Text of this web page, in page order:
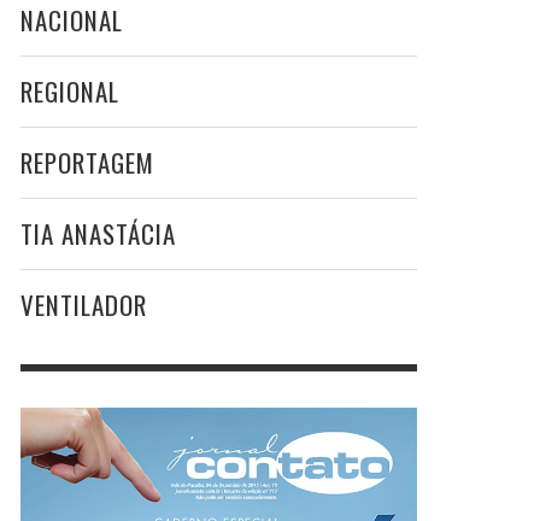
NACIONAL
REGIONAL
REPORTAGEM
TIA ANASTÁCIA
VENTILADOR